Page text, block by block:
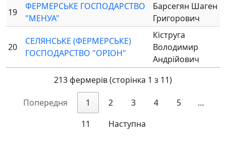
19
ФЕРМЕРСЬКЕ ГОСПОДАРСТВО
"МЕНУА"
Барсегян Шаген
Григорович
20
СЕЛЯНСЬКЕ (ФЕРМЕРСЬКЕ)
ГОСПОДАРСТВО "ОРІОН"
Кіструга
Володимир
Андрійович
213 фермерів (сторінка 1 з 11)
Попередня 1 2 3 4 5
…
11
Наступна